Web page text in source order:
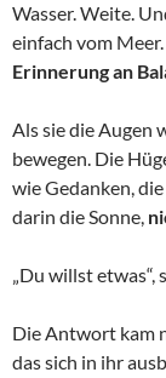
Wasser. Weite.
einfach vom
Erinnerung an
Als sie die Augen
bewegen. Die
wie Gedanken,
darin die Sonne,
„Du willst etwas“,
Die Antwort kam
das sich in ihr